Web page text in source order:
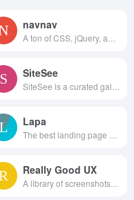
navnav
SiteSee
Lapa
Really Good UX